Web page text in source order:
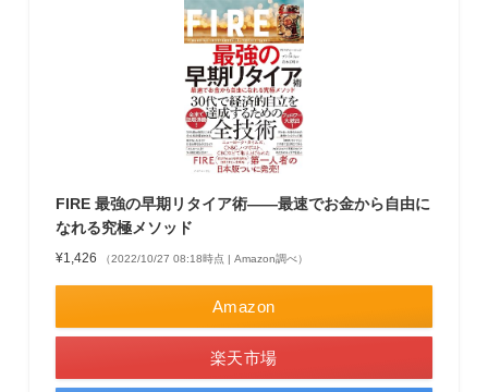
FIRE 最強の早期リタイア術――最速でお金から自由に
なれる究極メソッド
¥1,426 （2022/10/27 08:18時点 | Amazon調べ）
Amazon
楽天市場